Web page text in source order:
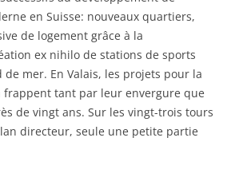
en Suisse: nouveaux quartiers,
de logement grâce à la
ex nihilo de stations de sports
de mer. En Valais, les projets pour la
frappent tant par leur envergure que
de vingt ans. Sur les vingt-trois tours
directeur, seule une petite partie